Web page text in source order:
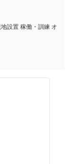
設置 稼働・訓練 オ